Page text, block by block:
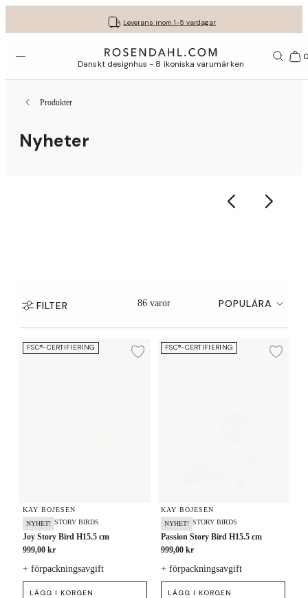
Leverans inom 1-5 vardagar
Fri frakt på köp för minst 849 kr.
30 dagars fri retur med GLS
Få dina presenter fint inslagna
Öppna menyn Danskt designhus - 8 ikoniska varumärken
Produkter
Nyheter
FILTER 86 varor POPULÄRA
Joy Story Bird H15.5 cm
FSC®-CERTIFIERING
Lägg till i önskelista
KAY BOJESEN
NYHET! STORY BIRDS
Joy Story Bird H15.5 cm
999,00 kr
+ förpackningsavgift
LÄGG I KORGEN
Passion Story Bird H15.5 cm
FSC®-CERTIFIERING
KAY BOJESEN
NYHET! STORY BIRDS
Passion Story Bird H15.5 cm
999,00 kr
+ förpackningsavgift
LÄGG I KORGEN